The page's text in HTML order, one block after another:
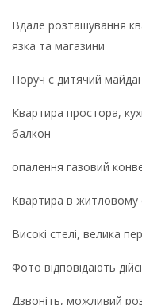
Вдале розташування
язка та магазини
Поруч є дитячий
Квартира простора,
балкон
опалення газовий
Квартира в житловому
Високі стелі, велика
Фото відповідають
Дзвоніть, можливий